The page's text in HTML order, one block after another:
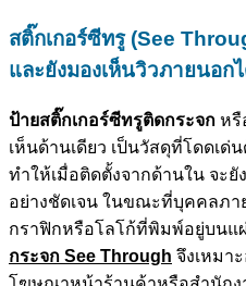
สติ๊กเกอร์ซีทรู (See
และยังมองเห็นวิวภายนอก
ป้ายสติ๊กเกอร์ซีทรูติดกระจก หรื
เห็นด้านเดียว เป็นวัสดุที่โดดเด่
ทำให้เมื่อติดตั้งจากด้านใน จะ
อย่างชัดเจน ในขณะที่บุคคลภา
กราฟิกหรือโลโก้ที่พิมพ์อยู่บนแ
กระจก See Through จึงเหมา